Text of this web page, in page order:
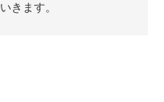
きます。